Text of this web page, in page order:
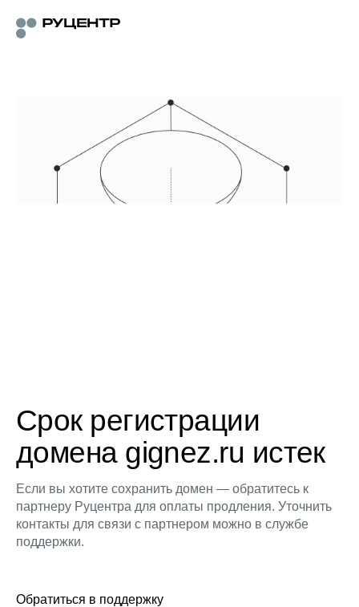
Срок регистрации
домена gignez.ru истек
Если вы хотите сохранить домен — обратитесь к
партнеру Руцентра для оплаты продления. Уточнить
контакты для связи с партнером можно в службе
поддержки.
Обратиться в поддержку